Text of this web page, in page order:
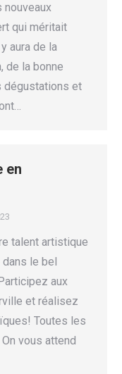
nouveaux
qui méritait
aura de la
de la bonne
dégustations et
en
talent artistique
le bel
aux
et réalisez
Toutes les
On vous attend